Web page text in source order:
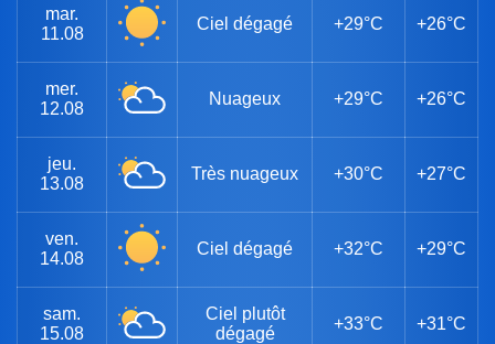
mar.
11.08
Ciel dégagé +29°C +26°C
mer.
12.08
Nuageux +29°C +26°C
jeu.
13.08
Très nuageux +30°C +27°C
ven.
14.08
Ciel dégagé +32°C +29°C
sam.
15.08
Ciel plutôt
dégagé
+33°C +31°C